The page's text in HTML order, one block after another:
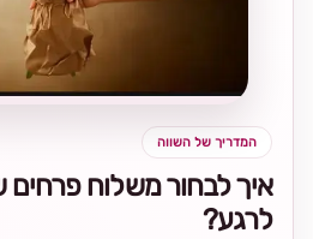
המדריך של השווה
איך לבחור משלוח פרחים
לרגע?